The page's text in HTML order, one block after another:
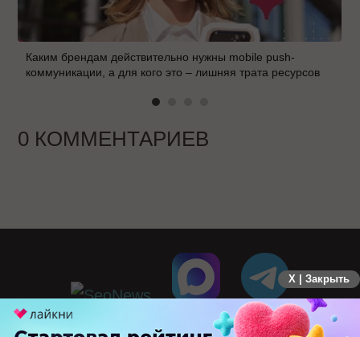
Каким брендам действительно нужны mobile push-
коммуникации, а для кого это – лишняя трата ресурсов
0 КОММЕНТАРИЕВ
X | Закрыть
ПЕРЕЙТИ НА ПОЛНУЮ ВЕРСИЮ